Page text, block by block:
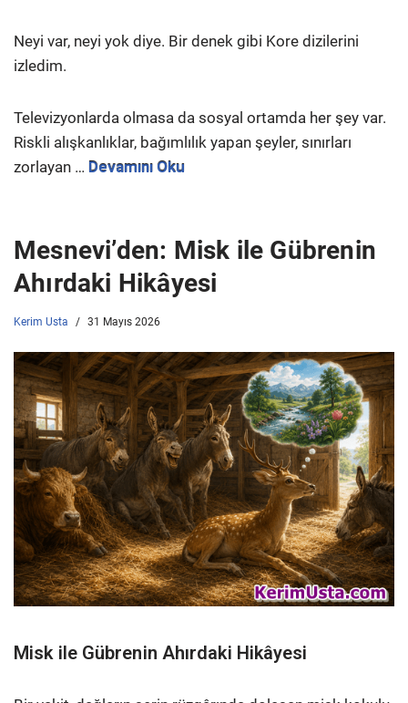
Neyi var, neyi yok diye. Bir denek gibi Kore dizilerini
izledim.
Televizyonlarda olmasa da sosyal ortamda her şey var.
Riskli alışkanlıklar, bağımlılık yapan şeyler, sınırları
zorlayan … Devamını Oku
Mesnevi’den: Misk ile Gübrenin
Ahırdaki Hikâyesi
Kerim Usta 31 Mayıs 2026
Misk ile Gübrenin Ahırdaki Hikâyesi